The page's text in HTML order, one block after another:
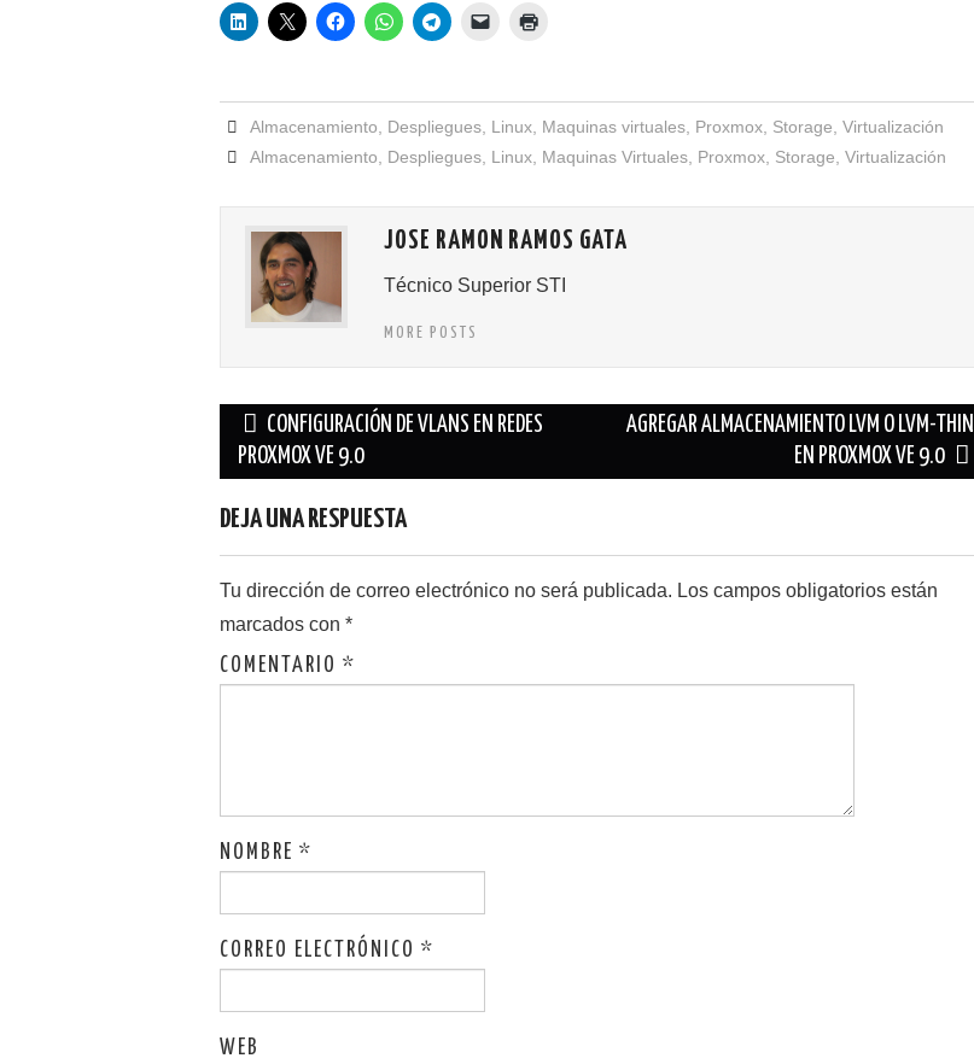
Almacenamiento Despliegues Linux Maquinas virtuales Proxmox Storage ,Virtualización
Almacenamiento
Despliegues Linux Maquinas Virtuales Proxmox Storage ,Virtualización
JOSE RAMON RAMOS GATA
Técnico Superior STI
MORE POSTS
Navegación
de
CONFIGURACIÓN DE VLANS EN REDES
PROXMOX VE 9.0
AGREGAR ALMACENAMIENTO LVM O LVM-THIN
EN PROXMOX VE 9.0
DEJA UNA RESPUESTA
Tu dirección de correo electrónico no será publicada. Los campos obligatorios están
marcados con *
COMENTARIO *
NOMBRE *
CORREO ELECTRÓNICO *
WEB